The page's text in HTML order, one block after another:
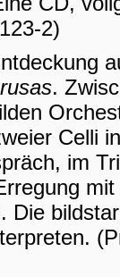
2)
.
Celli
im
Die